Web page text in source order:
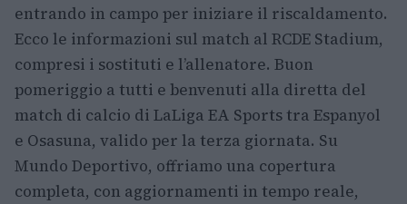
entrando in campo per iniziare il riscaldamento.
Ecco le informazioni sul match al RCDE Stadium,
compresi i sostituti e l’allenatore. Buon
pomeriggio a tutti e benvenuti alla diretta del
match di calcio di LaLiga EA Sports tra Espanyol
e Osasuna, valido per la terza giornata. Su
Mundo Deportivo, offriamo una copertura
completa, con aggiornamenti in tempo reale,